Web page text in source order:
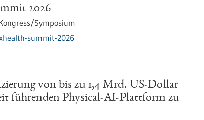
2026
Symposium
summit-2026
von bis zu 1,4 Mrd. US-Dollar
führenden Physical-AI-Plattform zu